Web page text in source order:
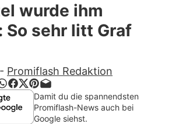
Stars
Filme & Serien
Lifestyle
Familie & Liebe
Exklusiv
wurde ihm
So sehr litt Graf
- Promiflash Redaktion
Damit du die spannendsten
Promiflash-News auch bei
Google siehst.